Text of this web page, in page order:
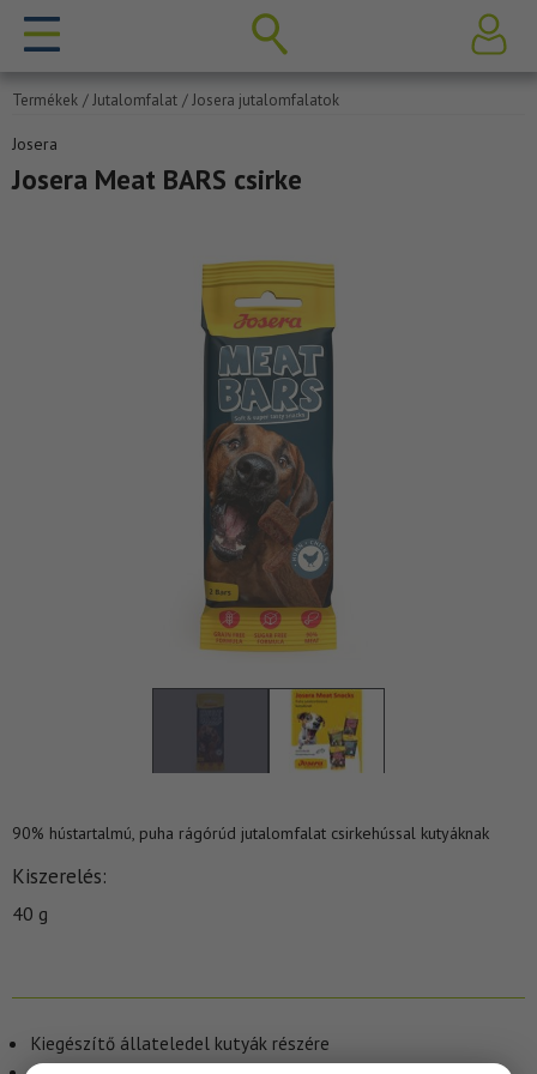
Termékek / Jutalomfalat / Josera jutalomfalatok
Josera
Josera Meat BARS csirke
90% hústartalmú, puha rágórúd jutalomfalat csirkehússal kutyáknak
Kiszerelés
40 g
Kiegészítő állateledel kutyák részére